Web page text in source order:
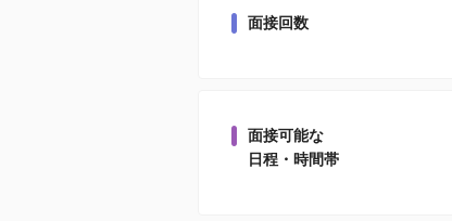
面接回数
面接可能な
日程・時間帯